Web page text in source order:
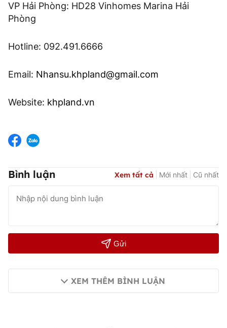
VP Hải Phòng: HD28 Vinhomes Marina Hải
Phòng
Hotline: 092.491.6666
Email: Nhansu.khpland@gmail.com
Website: khpland.vn
Bình luận Xem tất cả Mới nhất Cũ nhất
Gửi
XEM THÊM BÌNH LUẬN